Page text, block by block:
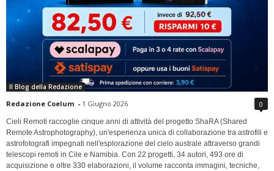
Il Blog della Redazione
Redazione Coelum - 1 Giugno 2026 0
Cieli Remoti raccoglie cinque anni di attività del progetto ShaRA (Shared
Remote Astrophotography), un'esperienza unica di collaborazione tra astrofili e
astrofotografi impegnati nell'esplorazione del cielo australe attraverso grandi
telescopi remoti in Cile e Namibia. Con 22 progetti, 34 autori, 493 ore di
acquisizione e oltre 330 elaborazioni, il volume racconta immagini, tecniche,